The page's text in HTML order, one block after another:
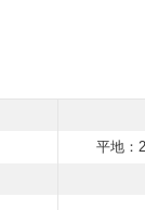
平地：